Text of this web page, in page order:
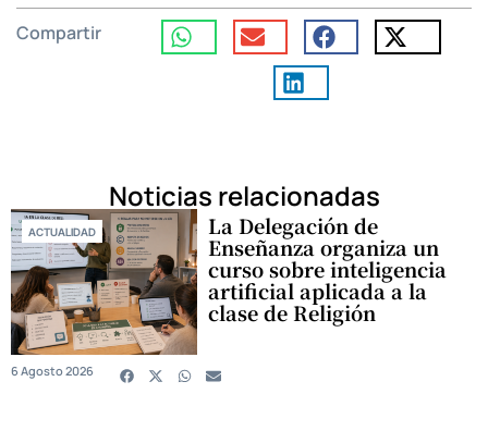
Compartir
Noticias relacionadas
ACTUALIDAD La Delegación de
Enseñanza organiza un
curso sobre inteligencia
artificial aplicada a la
clase de Religión
6 Agosto 2026